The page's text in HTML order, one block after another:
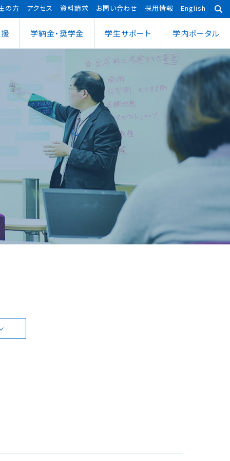
の方 アクセス 資料請求 お問い合わせ 採用情報 English
ツ健康科学部
ーツ健康科学科
大学院
応用理工学専攻
社会システム学専攻
学納金・奨学金 学⽣サポート 学内ポータル